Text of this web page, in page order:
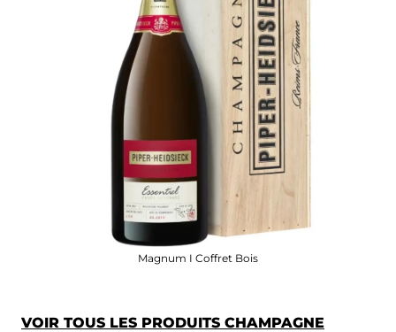
Magnum I Coffret Bois
VOIR TOUS LES PRODUITS CHAMPAGNE